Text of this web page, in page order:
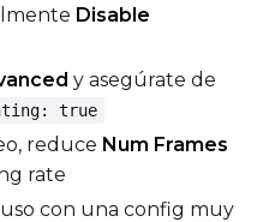
Disable
y asegúrate de
true
reduce Num Frames
rate
con una config muy